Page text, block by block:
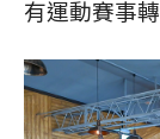
有運動賽事